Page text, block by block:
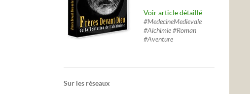
Voir article détaillé
#MedecineMedievale
#Alchimie #Roman
#Aventure
Sur les réseaux